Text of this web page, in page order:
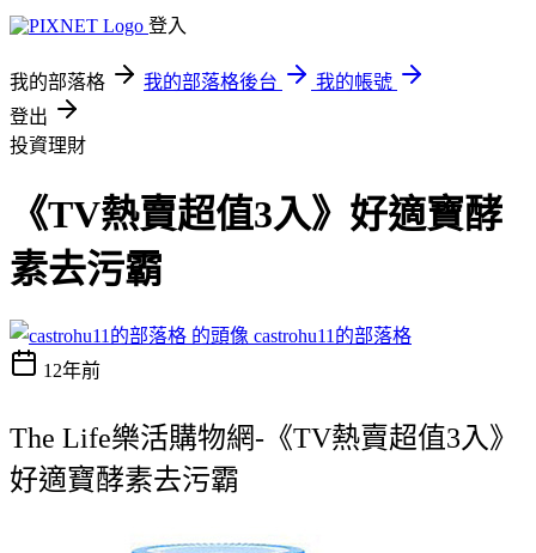
登入
我的部落格 我的部落格後台
我的帳號
登出
投資理財
《TV熱賣超值3入》好適寶酵
素去污霸
castrohu11的部落格
12年前
The Life樂活購物網-《TV熱賣超值3入》
好適寶酵素去污霸